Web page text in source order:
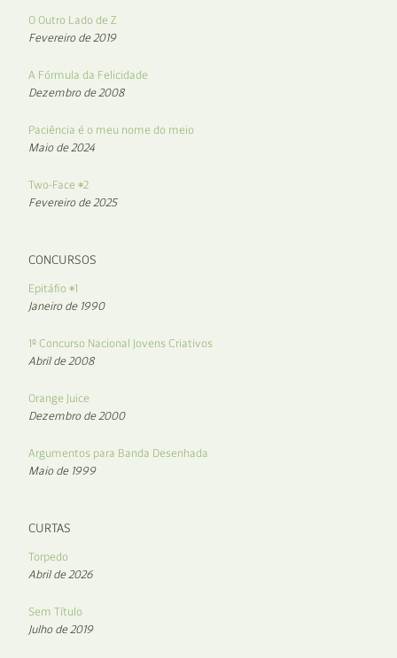
O Outro Lado de Z
Fevereiro de 2019
A Fórmula da Felicidade
Dezembro de 2008
Paciência é o meu nome do meio
Maio de 2024
Two-Face #2
Fevereiro de 2025
CONCURSOS
Epitáfio #1
Janeiro de 1990
1º Concurso Nacional Jovens Criativos
Abril de 2008
Orange Juice
Dezembro de 2000
Argumentos para Banda Desenhada
Maio de 1999
CURTAS
Torpedo
Abril de 2026
Sem Título
Julho de 2019